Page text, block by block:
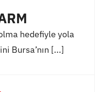
hedefiyle yola
Bursa’nın [...]